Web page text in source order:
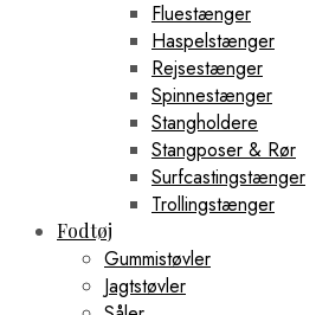
Fluestænger
Haspelstænger
Rejsestænger
Spinnestænger
Stangholdere
Stangposer & Rør
Surfcastingstænger
Trollingstænger
Fodtøj
Gummistøvler
Jagtstøvler